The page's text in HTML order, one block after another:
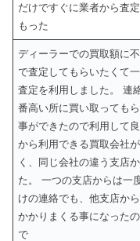
だけですぐに業者から査
もった
ディーラーでの買取額に
で査定してもらいたくて
査定を利用しました。 連
番高い所に買い取ってもら
事ができたので利用して
から利用できる買取会社
く、同じ会社の違う支店
た。 一つの支店からは一
けの連絡でも、他支店か
かかりまくる事になったの
で